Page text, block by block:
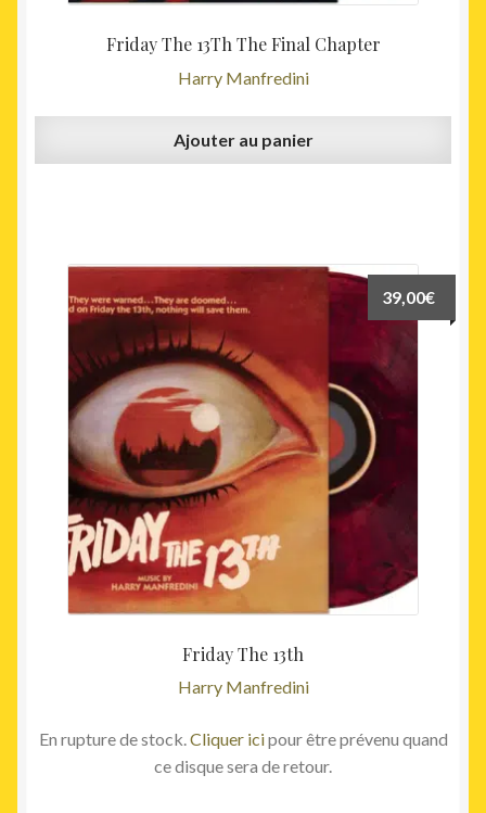
Friday The 13Th The Final Chapter
Harry Manfredini
Ajouter au panier
Friday The 13th
Harry Manfredini
39,00€
En rupture de stock.Cliquer icipour être prévenu quand
ce disque sera de retour.